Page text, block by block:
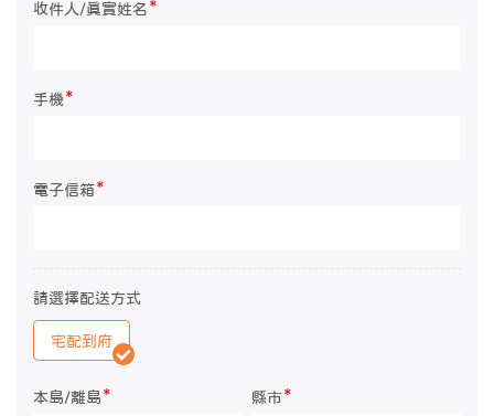
收件人/真實姓名 *
手機*
電子信箱 *
請選擇配送方式
宅配到府
本島/離島 * 縣市 *